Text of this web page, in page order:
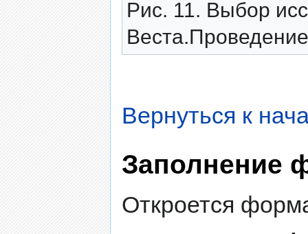
Рис. 11. Выбор
Вернуться к
Заполнение
Откроется